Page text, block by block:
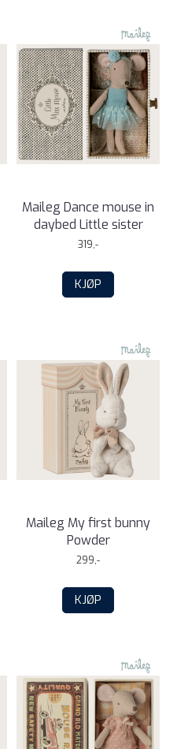
Maileg Dance mouse in
daybed Little sister
319,-
KJØP
Maileg My first bunny
Powder
299,-
KJØP